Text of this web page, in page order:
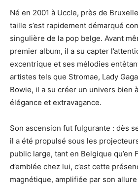
Né en 2001 à Uccle, près de
taille s’est rapidement démarqué
singulière de la pop belge. Avant
premier album, il a su capter
excentrique et ses mélodies
artistes tels que Stromae, Lady
Bowie, il a su créer un univers bien
élégance et extravagance.
Son ascension fut fulgurante : dès
il a été propulsé sous les
public large, tant en Belgique qu’en
d’emblée chez lui, c’est cette
magnétique, amplifiée par son